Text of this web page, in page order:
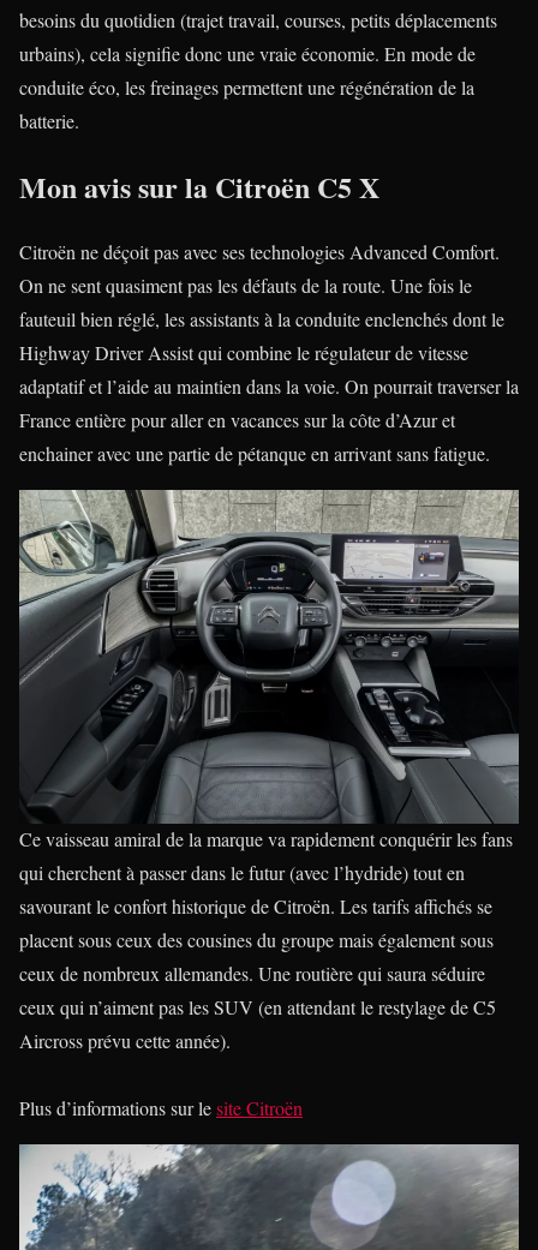
besoins du quotidien (trajet travail, courses, petits déplacements
urbains), cela signifie donc une vraie économie. En mode de
conduite éco, les freinages permettent une régénération de la
batterie.
Mon avis sur la Citroën C5 X
Citroën ne déçoit pas avec ses technologies Advanced Comfort.
On ne sent quasiment pas les défauts de la route. Une fois le
fauteuil bien réglé, les assistants à la conduite enclenchés dont le
Highway Driver Assist qui combine le régulateur de vitesse
adaptatif et l’aide au maintien dans la voie. On pourrait traverser la
France entière pour aller en vacances sur la côte d’Azur et
enchainer avec une partie de pétanque en arrivant sans fatigue.
Ce vaisseau amiral de la marque va rapidement conquérir les fans
qui cherchent à passer dans le futur (avec l’hydride) tout en
savourant le confort historique de Citroën. Les tarifs affichés se
placent sous ceux des cousines du groupe mais également sous
ceux de nombreux allemandes. Une routière qui saura séduire
ceux qui n’aiment pas les SUV (en attendant le restylage de C5
Aircross prévu cette année).
Plus d’informations sur lesite Citroën